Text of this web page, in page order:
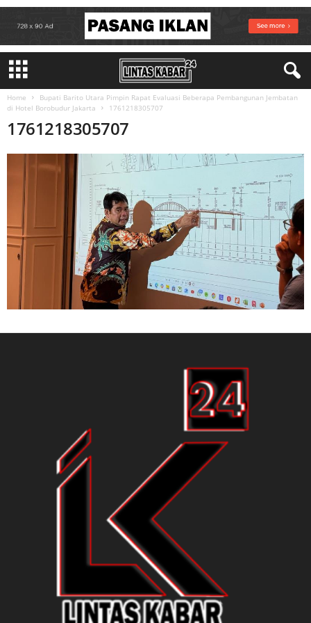
Home
Bupati Barito Utara Pimpin Rapat Evaluasi Beberapa Pembangunan Jembatan
di Hotel Borobudur Jakarta
1761218305707
1761218305707